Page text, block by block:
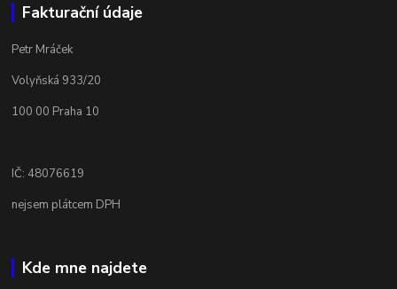
Fakturační údaje
Petr Mráček
Volyňská 933/20
100 00 Praha 10
IČ: 48076619
nejsem plátcem DPH
Kde mne najdete